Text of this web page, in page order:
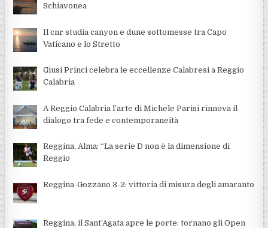
Schiavonea
Il cnr studia canyon e dune sottomesse tra Capo
Vaticano e lo Stretto
Giusi Princi celebra le eccellenze Calabresi a Reggio
Calabria
A Reggio Calabria l’arte di Michele Parisi rinnova il
dialogo tra fede e contemporaneità
Reggina, Alma: “La serie D non è la dimensione di
Reggio
Reggina-Gozzano 3-2: vittoria di misura degli amaranto
Reggina, il Sant’Agata apre le porte: tornano gli Open